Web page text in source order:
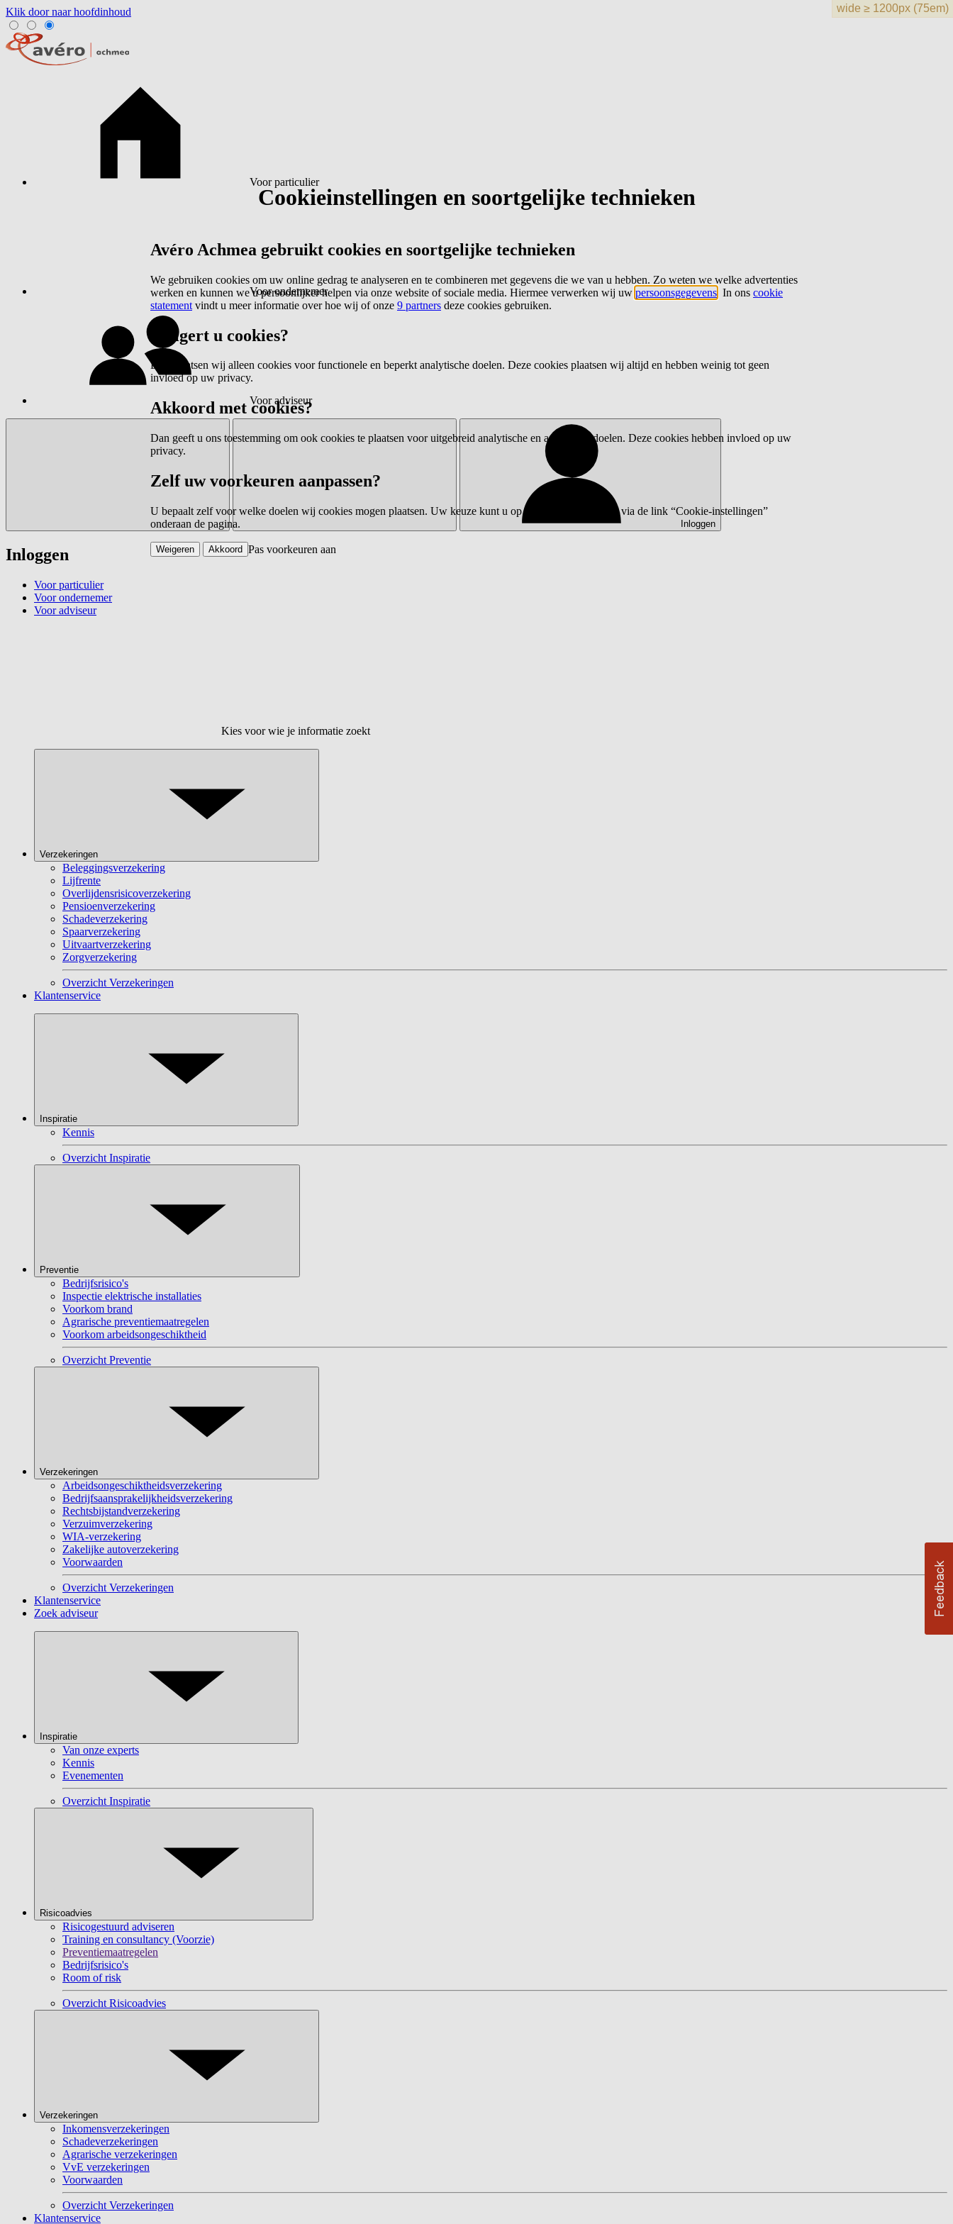
Klik door naar hoofdinhoud
Voor particulier
Voor ondernemer
Voor adviseur
Inloggen
Inloggen
Voor particulier
Voor ondernemer
Voor adviseur
Kies voor wie je informatie zoekt
Verzekeringen
Beleggingsverzekering
Lijfrente
Overlijdensrisicoverzekering
Pensioenverzekering
Schadeverzekering
Spaarverzekering
Uitvaartverzekering
Zorgverzekering
Overzicht Verzekeringen
Klantenservice
Inspiratie
Kennis
Overzicht Inspiratie
Preventie
Bedrijfsrisico's
Inspectie elektrische installaties
Voorkom brand
Agrarische preventiemaatregelen
Voorkom arbeidsongeschiktheid
Overzicht Preventie
Verzekeringen
Arbeidsongeschiktheidsverzekering
Bedrijfsaansprakelijkheidsverzekering
Rechtsbijstandverzekering
Verzuimverzekering
WIA-verzekering
Zakelijke autoverzekering
Voorwaarden
Overzicht Verzekeringen
Klantenservice
Zoek adviseur
Inspiratie
Van onze experts
Kennis
Evenementen
Overzicht Inspiratie
Risicoadvies
Risicogestuurd adviseren
Training en consultancy (Voorzie)
Preventiemaatregelen
Bedrijfsrisico's
Room of risk
Overzicht Risicoadvies
Verzekeringen
Inkomensverzekeringen
Schadeverzekeringen
Agrarische verzekeringen
VvE verzekeringen
Voorwaarden
Overzicht Verzekeringen
Klantenservice
Cookieinstellingen en soortgelijke technieken
Avéro Achmea gebruikt cookies en soortgelijke technieken
We gebruiken cookies om uw online gedrag te analyseren en te combineren met gegevens die we van u hebben. Zo weten we welke advertenties
werken en kunnen we u persoonlijker helpen via onze website of sociale media. Hiermee verwerken wij uw persoonsgegevens . In ons cookie
statement vindt u meer informatie over hoe wij of onze 9 partners deze cookies gebruiken.
Weigert u cookies?
Dan plaatsen wij alleen cookies voor functionele en beperkt analytische doelen. Deze cookies plaatsen wij altijd en hebben weinig tot geen
invloed op uw privacy.
Akkoord met cookies?
Dan geeft u ons toestemming om ook cookies te plaatsen voor uitgebreid analytische en advertentiedoelen. Deze cookies hebben invloed op uw
privacy.
Zelf uw voorkeuren aanpassen?
U bepaalt zelf voor welke doelen wij cookies mogen plaatsen. Uw keuze kunt u op elk moment wijzigen via de link “Cookie-instellingen”
onderaan de pagina.
Pas voorkeuren aan
Weigeren Akkoord